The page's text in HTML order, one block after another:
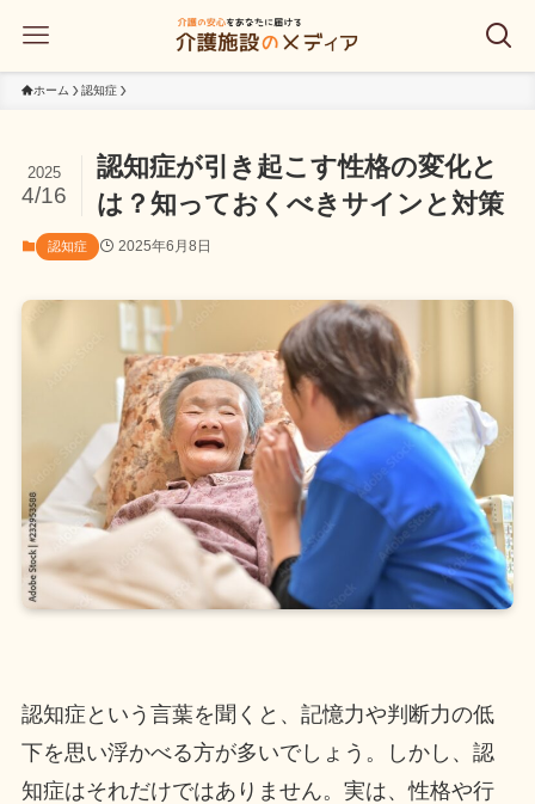
ホーム 認知症
認知症が引き起こす性格の変化と
は？知っておくべきサインと対策
2025
4/16
認知症 2025年6月8日
認知症という言葉を聞くと、記憶力や判断力の低
下を思い浮かべる方が多いでしょう。しかし、認
知症はそれだけではありません。実は、性格や行